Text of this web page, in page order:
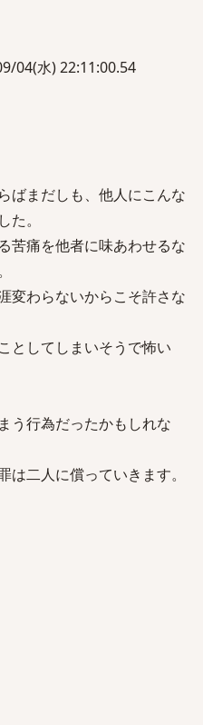
04(水) 22:11:00.54
ばまだしも、他人にこんな
。
苦痛を他者に味あわせるな
変わらないからこそ許さな
としてしまいそうで怖い
う行為だったかもしれな
二人に償っていきます。